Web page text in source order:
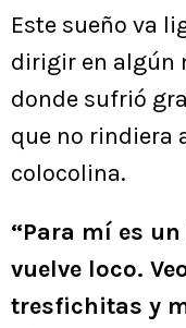
Este sueño va
dirigir en algún
donde sufrió
que no rindiera
colocolina.
“Para mí es
vuelve loco.
tresfichitas y